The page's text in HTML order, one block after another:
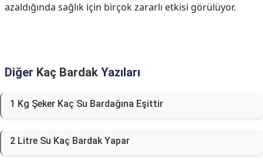
azaldığında sağlık için birçok zararlı etkisi görülüyor.
Diğer Kaç Bardak Yazıları
1 Kg Şeker Kaç Su Bardağına Eşittir
2 Litre Su Kaç Bardak Yapar